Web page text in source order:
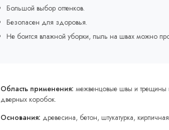
Большой выбор оттенков.
Безопасен для здоровья.
Не боится влажной уборки, пыль на швах можно
Область применения: межвенцовые швы и трещины
дверных коробок.
Основания: древесина, бетон, штукатурка,